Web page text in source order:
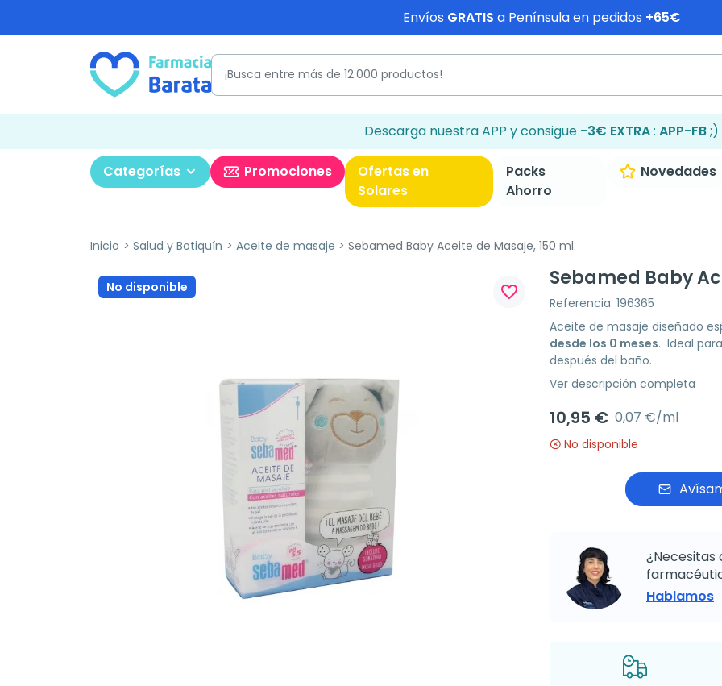
Envíos GRATIS a Península en pedidos +65€
Descarga nuestra APP y consigue -3€ EXTRA: APP-FB;)
Categorías Promociones
Ofertas en
Solares
Packs
Ahorro
Novedades
Inicio Salud y Botiquín Aceite de masaje Sebamed Baby Aceite de Masaje, 150 ml.
No disponible favorite_border
Sebamed Baby
Referencia: 196365
Aceite de masaje diseñado
desde los 0 meses. Ideal
después del baño.
Ver descripción completa
10,95 € 0,07 €/ml
No disponible
¿Necesitas
Hablamos